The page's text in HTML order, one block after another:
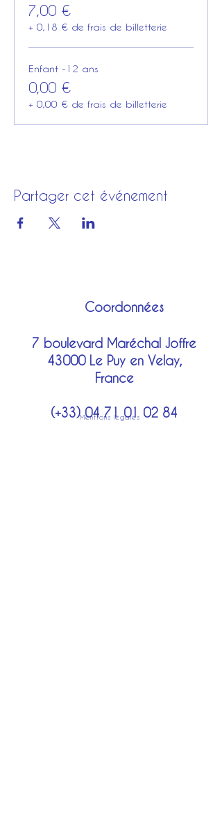
7,00 €
+ 0,18 € de frais de billetterie
Enfant -12 ans
0,00 €
+ 0,00 € de frais de billetterie
Partager cet événement
Mentions légales
Coordonnées
7 boulevard Maréchal Joffre
43000 Le Puy en Velay,
France
(+33)04 71 01 02 84